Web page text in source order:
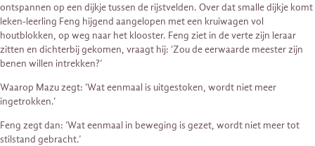
ontspannen op een dijkje tussen de rijstvelden. Over dat smalle dijkje komt
leken-leerling Feng hijgend aangelopen met een kruiwagen vol
houtblokken, op weg naar het klooster. Feng ziet in de verte zijn leraar
zitten en dichterbij gekomen, vraagt hij: ‘Zou de eerwaarde meester zijn
benen willen intrekken?’
Waarop Mazu zegt: ‘Wat eenmaal is uitgestoken, wordt niet meer
ingetrokken.’
Feng zegt dan: ’Wat eenmaal in beweging is gezet, wordt niet meer tot
stilstand gebracht.’